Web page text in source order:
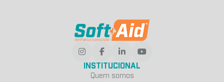
INSTITUCIONAL
Quem somos